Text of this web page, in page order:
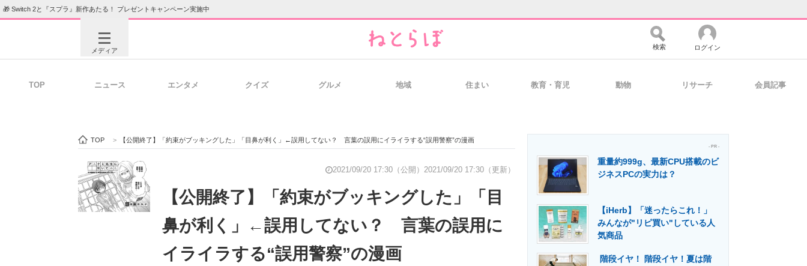
🎁 Switch 2と『スプラ』新作あたる！ プレゼントキャンペーン実施中
メディア
ビジネスと働き方のヒント 経営リーダーのコミュニティ マーケ×ITの今がよく分かる
ITエンジニア向け専門サイト 企業向けIT製品の総合サイト IT製品の技術・比較・事例 製造業のIT導入・活用を支援
検索 ログイン
TOP ニュース エンタメ クイズ グルメ 地域 住まい 教育・育児 動物 リサーチ 会員記事
TOP > 【公開終了】「約束がブッキングした」「目鼻が利く」←誤用してない？ 言葉の誤用にイライラする“誤用警察”の漫画
2021/09/20 17:30（公開） 2021/09/20 17:30（更新）
【公開終了】「約束がブッキングした」「目
鼻が利く」←誤用してない？ 言葉の誤用に
イライラする“誤用警察”の漫画
- PR -
重量約999g、最新CPU搭載のビ
ジネスPCの実力は？
【iHerb】「迷ったらこれ！」
みんなが"リピ買い"している人
気商品
階段イヤ！ 階段イヤ！夏は階